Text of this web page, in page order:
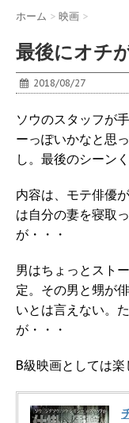
ホーム > 映画 >
最後にオチ
2018/08/27
ソウのスタッフが
ーっぽいかなと思
し。最後のシーン
内容は、モテ俳優
は自分の妻を寝取
が・・・
男はちょっとスト
定。その男と甥が
いとは言えない。
が・・・
B級映画としては楽